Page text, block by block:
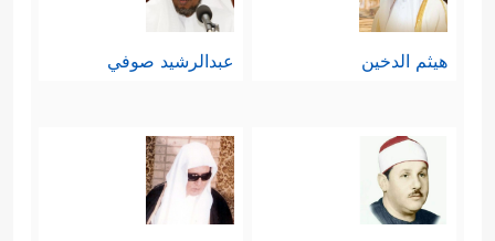
هيثم الدخين عبدالرشيد صوفي